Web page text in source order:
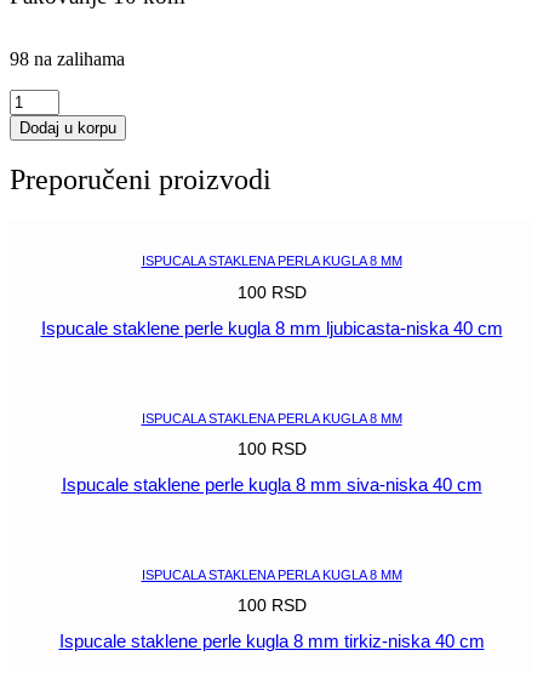
98 na zalihama
Ispucale
staklene
perle
8
Dodaj u korpu
Preporučeni proizvodi
ISPUCALA STAKLENA PERLA KUGLA 8 MM
100 RSD
Ispucale staklene perle kugla 8 mm ljubicasta-niska 40 cm
ISPUCALA STAKLENA PERLA KUGLA 8 MM
100 RSD
Ispucale staklene perle kugla 8 mm siva-niska 40 cm
ISPUCALA STAKLENA PERLA KUGLA 8 MM
100 RSD
Ispucale staklene perle kugla 8 mm tirkiz-niska 40 cm